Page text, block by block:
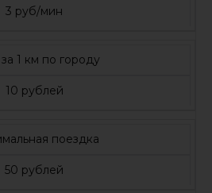
3 руб/мин
1 км по городу
10 рублей
поездка
50 рублей